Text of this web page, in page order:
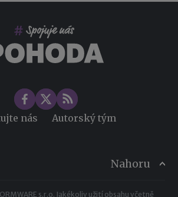
nás Autorský tým
Nahoru
s.r.o. Jakékoliv užití obsahu včetně